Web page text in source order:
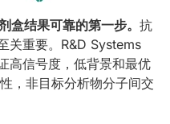
盒结果可靠的第一步。 抗
关重要。R&D Systems
高信号度，低背景和最优
，非目标分析物分子间交